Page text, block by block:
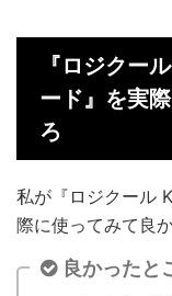
『ロジクー
ード』を実
ろ
私が『ロジクール
際に使ってみて良
良かったと